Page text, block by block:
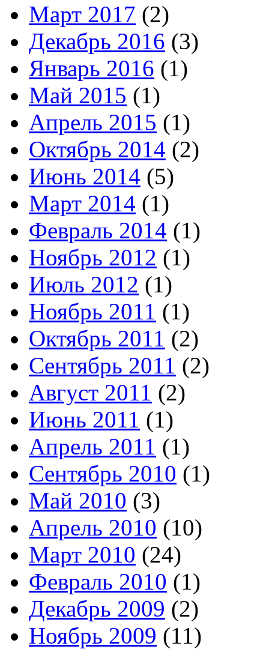
Март 2017 (2)
Декабрь 2016 (3)
Январь 2016 (1)
Май 2015 (1)
Апрель 2015 (1)
Октябрь 2014 (2)
Июнь 2014 (5)
Март 2014 (1)
Февраль 2014 (1)
Ноябрь 2012 (1)
Июль 2012 (1)
Ноябрь 2011 (1)
Октябрь 2011 (2)
Сентябрь 2011 (2)
Август 2011 (2)
Июнь 2011 (1)
Апрель 2011 (1)
Сентябрь 2010 (1)
Май 2010 (3)
Апрель 2010 (10)
Март 2010 (24)
Февраль 2010 (1)
Декабрь 2009 (2)
Ноябрь 2009 (11)